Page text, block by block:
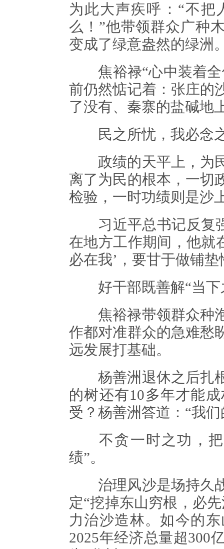
为此大声疾呼：“不把
么！”他带领群众广种
变成了绿意盎然的绿洲
焦裕禄“心中装着全
前仍然惦记着：张庄的
了没有、秦寨的盐碱
民之所忧，我必念之
政绩的天平上，为民
离了为民的根本，一切
检验，一时功绩则是沙
习近平总书记反复强
在地方工作期间，他就
必在我’，要甘于做铺
好干部既善解“当下
焦裕禄带领群众种泡
作都对准群众的急难愁
远发展打基础。
杨善洲退休之后扎根
的树还有10多年才能
受？杨善洲答道：“我
不贪一时之功，把“
绩”。
治理风沙是场持久战
定“挖掉东山穷根，必
力治沙造林。如今的
2025年经济总量超300